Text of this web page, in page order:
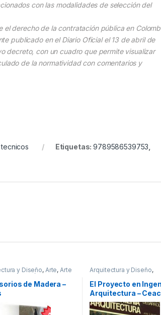
con las modalidades de selección del
derecho de la contratación pública en
publicado en el Diario Oficial el 13 de abril de
decreto, con un cuadro que permite visualizar
de la normatividad con comentarios y
Etiquetas:9789586539753
y Diseño, Arte, Arte
Decoración y Muebles
,Interes General,Ofertas
y tecnicos
de Madera –
Arquitectura y Diseño,
Arquitectura y
Ingeniería,Ingeniería
Profesionales y
El Proyecto en
Arquitectura – Ceac